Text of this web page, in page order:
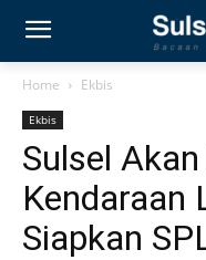
Home Ekbis
Ekbis
Sulsel
Kendaraan
Siapkan